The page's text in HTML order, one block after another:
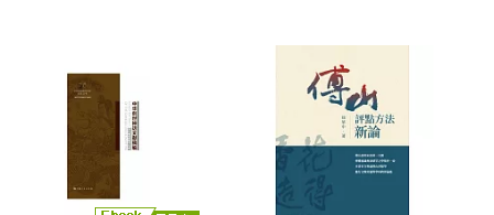
吳珏，施徐華（編著）(1)
人民郵電出版社(3)
立村文化(3)